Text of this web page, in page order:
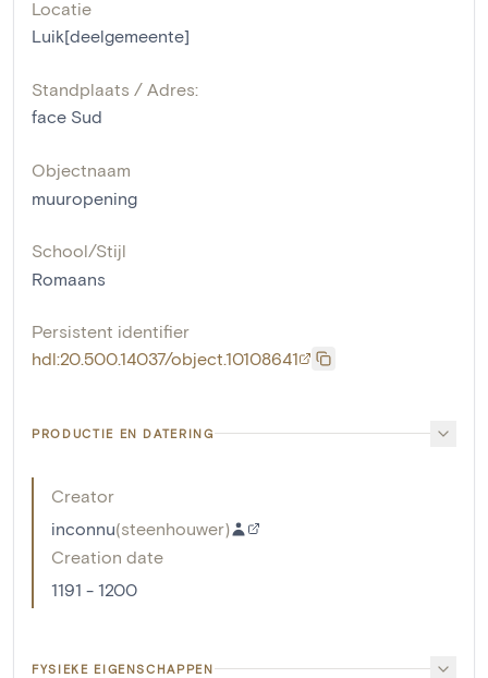
Locatie
Luik[deelgemeente]
Standplaats / Adres:
face Sud
Objectnaam
muuropening
School/Stijl
Romaans
Persistent identifier
hdl:20.500.14037/object.10108641
PRODUCTIE EN DATERING
Creator
inconnu(steenhouwer)
Creation date
1191 - 1200
FYSIEKE EIGENSCHAPPEN